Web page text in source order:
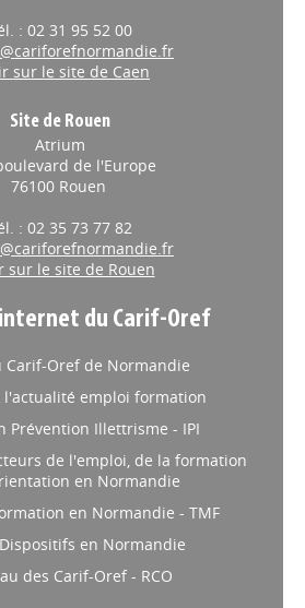
: 02 31 95 52 00
sur le site de Caen
Site de Rouen
Atrium
de l'Europe
76100 Rouen
: 02 35 73 77 82
sur le site de Rouen
du Carif-Oref
Carif-Oref de Normandie
l'actualité emploi formation
Prévention Illettrisme - IPI
de l'emploi, de la formation
en Normandie
en Normandie - TMF
en Normandie
des Carif-Oref - RCO